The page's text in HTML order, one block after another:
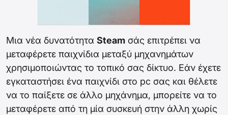
Μια νέα δυνατότητα Steam σάς επιτρέπει να
μεταφέρετε παιχνίδια μεταξύ μηχανημάτων
χρησιμοποιώντας το τοπικό σας δίκτυο. Εάν έχετε
εγκαταστήσει ένα παιχνίδι στο pc σας και θέλετε
να το παίξετε σε άλλο μηχάνημα, μπορείτε να το
μεταφέρετε από τη μία συσκευή στην άλλη χωρίς